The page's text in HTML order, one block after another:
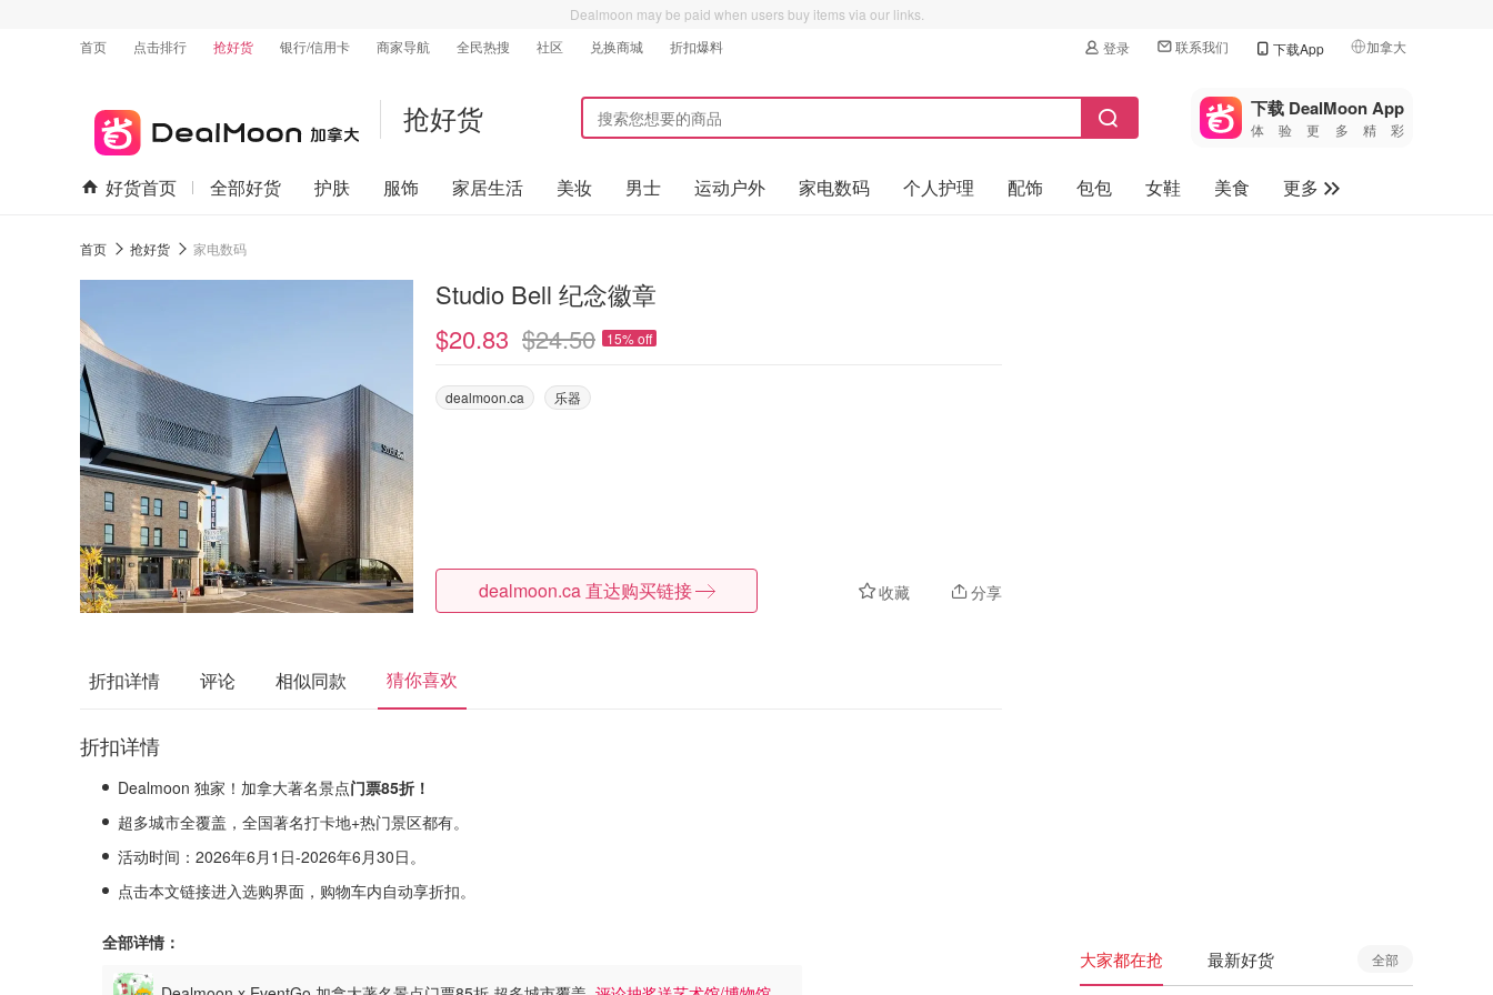
Dealmoon may be paid when users buy items via our links.
首页
点击排行 抢好货 银行/信用卡 商家导航 全民热搜 社区 兑换商城 折扣爆料 登录 联系我们 下载App 加拿大
🇺🇸
美国
🇨🇳中国
🇨🇦加拿大
抢好货 下载 DealMoon App
体验更多精彩
好货首页 全部好货 护肤 服饰 家居生活 美妆 男士 运动户外 家电数码 个人护理 配饰 包包 女鞋 美食
更多
首页 抢好货 家电数码
Studio Bell 纪念徽章
$20.83 $24.50 15% off
dealmoon.ca 乐器
收藏 分享
dealmoon.ca 直达购买链接
折扣详情 评论 相似同款 猜你喜欢
折扣详情
Dealmoon 独家！加拿大著名景点门票85折！
超多城市全覆盖，全国著名打卡地+热门景区都有。
活动时间：2026年6月1日-2026年6月30日。
点击本文链接进入选购界面，购物车内自动享折扣。
全部详情：
大家都在抢 最新好货 全部